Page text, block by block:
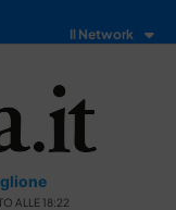
Il Network
ALLE 18:22